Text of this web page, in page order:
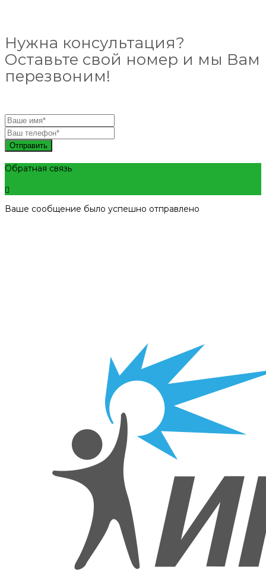
Нужна консультация?
Оставьте свой номер и мы Вам
перезвоним!
Отправить
Обратная связь
Ваше сообщение было успешно отправлено